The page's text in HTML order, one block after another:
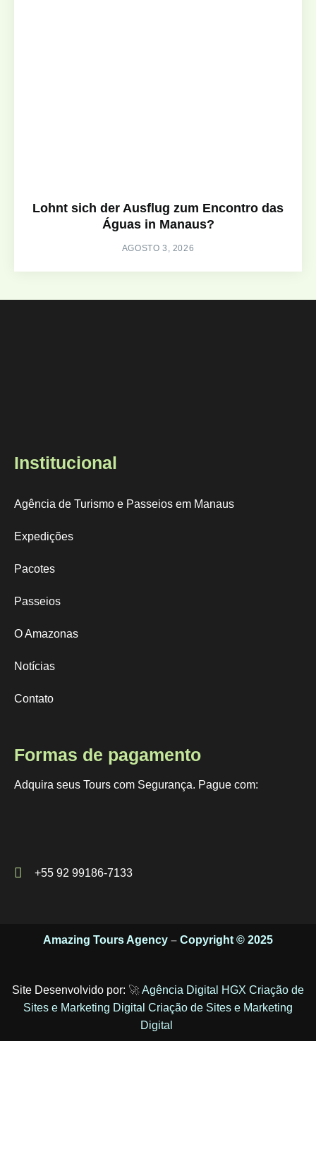
Lohnt sich der Ausflug zum Encontro das
Águas in Manaus?
AGOSTO 3, 2026
Institucional
Agência de Turismo e Passeios em Manaus
Expedições
Pacotes
Passeios
O Amazonas
Notícias
Contato
Formas de pagamento
Adquira seus Tours com Segurança. Pague com:
+55 92 99186-7133
Amazing Tours Agency – Copyright © 2025
Site Desenvolvido por: 🚀Agência Digital HGX Criação de
Sites e Marketing Digital Criação de Sites e Marketing
Digital